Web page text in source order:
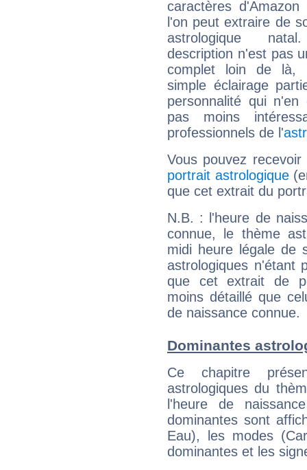
caractères d'Amazon
l'on peut extraire de
astrologique
description n'est pas
complet loin de là,
simple éclairage
personnalité qui n'en
pas moins
professionnels de l'
Vous pouvez
portrait astrologique
que cet extrait du
N.B. : l'heure de
connue, le thème
midi heure légale de
astrologiques n'étant
que cet extrait de
moins détaillé que
de naissance connue.
Dominantes
Ce chapitre
astrologiques du
l'heure de
dominantes sont
Eau), les modes
dominantes et les